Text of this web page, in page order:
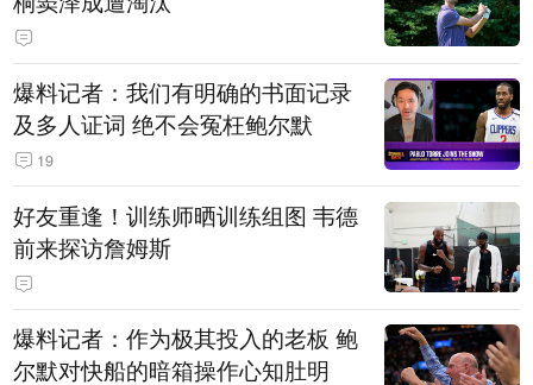
爆料记者：我们有明确的书面记录
及多人证词 绝不会冤枉鲍尔默
19
好友重逢！训练师晒训练组图 韦德
前来探访詹姆斯
爆料记者：作为极其投入的老板 鲍
尔默对快船的暗箱操作心知肚明